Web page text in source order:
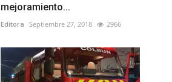
mejoramiento...
Editora Septiembre 27, 2018 2966